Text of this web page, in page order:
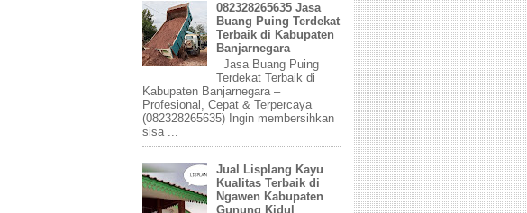
082328265635 Jasa
Buang Puing Terdekat
Terbaik di Kabupaten
Banjarnegara
Jasa Buang Puing
Terdekat Terbaik di
Kabupaten Banjarnegara –
Profesional, Cepat & Terpercaya
(082328265635) Ingin membersihkan
sisa ...
Jual Lisplang Kayu
Kualitas Terbaik di
Ngawen Kabupaten
Gunung Kidul